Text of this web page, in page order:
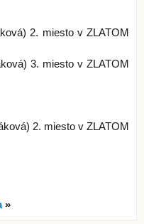
2. miesto v ZLATOM
3. miesto v ZLATOM
2. miesto v ZLATOM
»